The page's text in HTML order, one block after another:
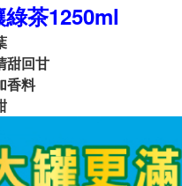
茶1250ml
甜回甘
香料